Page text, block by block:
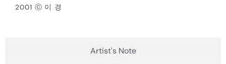
Artist's Note
2001 ⓒ 이 경